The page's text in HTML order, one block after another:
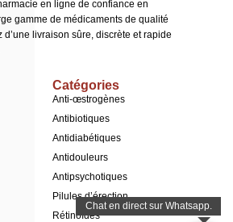
en ligne de confiance en
gamme de médicaments de qualité
livraison sûre, discrète et rapide
Catégories
Anti-œstrogènes
Antibiotiques
Antidiabétiques
Antidouleurs
Antipsychotiques
Pilules d’érection
Rétinoïdes